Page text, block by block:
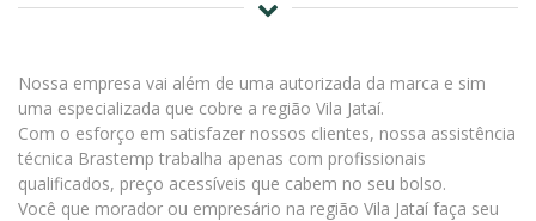
Nossa empresa vai além de uma autorizada da marca e sim
uma especializada que cobre a região Vila Jataí.
Com o esforço em satisfazer nossos clientes, nossa assistência
técnica Brastemp trabalha apenas com profissionais
qualificados, preço acessíveis que cabem no seu bolso.
Você que morador ou empresário na região Vila Jataí faça seu